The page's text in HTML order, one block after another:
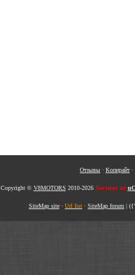
Отзывы · Копирайт·
Copyright © V8MOTORS 2010-2026 Хостинг от
SiteMap site · Url list · SiteMap forum |